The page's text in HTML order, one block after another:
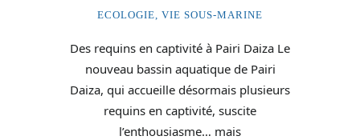
ECOLOGIE VIE SOUS-MARINE
Des requins en captivité à Pairi Daiza Le
nouveau bassin aquatique de Pairi
Daiza, qui accueille désormais plusieurs
requins en captivité, suscite
l’enthousiasme… mais